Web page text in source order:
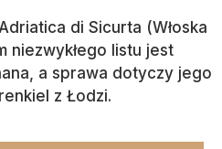
di Sicurta (Włoska
niezwykłego listu jest
a sprawa dotyczy jego
z Łodzi.